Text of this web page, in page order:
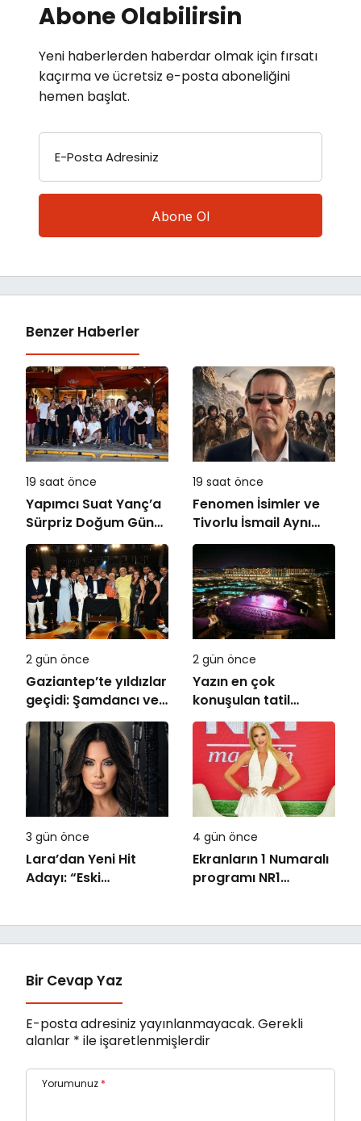
Abone Olabilirsin
Yeni haberlerden haberdar olmak için fırsatı
kaçırma ve ücretsiz e-posta aboneliğini
hemen başlat.
E-Posta Adresiniz
Benzer Haberler
19 saat önce
Yapımcı Suat Yanç’a
Sürpriz Doğum Günü
Kutlaması!
19 saat önce
Fenomen İsimler ve
Tivorlu İsmail Aynı
Filmde Buluştu!
!Kozalak Devri! 7
Ağustos’ta Vizyonda
2 gün önce
Gaziantep’te yıldızlar
geçidi: Şamdancı ve
By Mustafa açılışı ile
Green Park’ta
görkemli gala
2 gün önce
Yazın en çok
konuşulan tatil
kareleri bu sezon
Ethno Belek’ten geldi
3 gün önce
Lara’dan Yeni Hit
Adayı: “Eski
4 gün önce
Ekranların 1 Numaralı
programı NR1
Bir Cevap Yaz
E-posta adresiniz yayınlanmayacak. Gerekli
alanlar * ile işaretlenmişlerdir
Yorumunuz *